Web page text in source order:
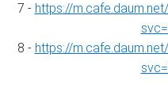
7 - https://
8 - https://